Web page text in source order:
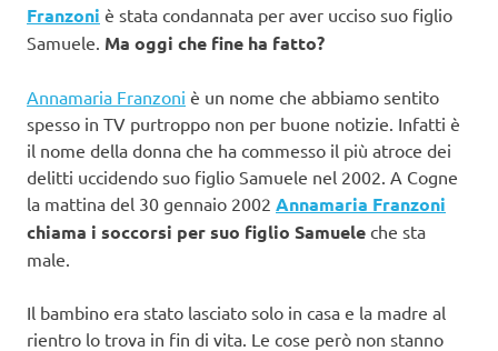
Franzoni è stata condannata per aver ucciso suo figlio
Samuele. Ma oggi che fine ha fatto?
Annamaria Franzoni è un nome che abbiamo sentito
spesso in TV purtroppo non per buone notizie. Infatti è
il nome della donna che ha commesso il più atroce dei
delitti uccidendo suo figlio Samuele nel 2002. A Cogne
la mattina del 30 gennaio 2002 Annamaria Franzoni
chiama i soccorsi per suo figlio Samuele che sta
male.
Il bambino era stato lasciato solo in casa e la madre al
rientro lo trova in fin di vita. Le cose però non stanno